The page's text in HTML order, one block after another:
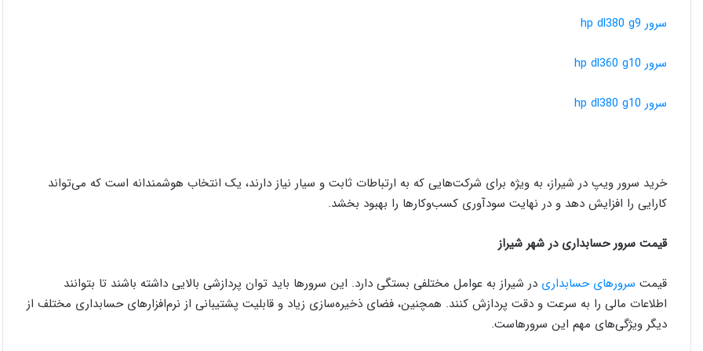
سرور hp dl380 g9
سرور hp dl360 g10
سرور hp dl380 g10
خرید سرور ویپ در شیراز، به ویژه برای شرکت‌هایی که به ارتباطات ثابت و سیار نیاز دارند، یک انتخاب هوشمندانه است که می‌تواند
کارایی را افزایش دهد و در نهایت سودآوری کسب‌وکارها را بهبود بخشد.
قیمت سرور حسابداری در شهر شیراز
قیمت سرورهای حسابداری در شیراز به عوامل مختلفی بستگی دارد. این سرورها باید توان پردازشی بالایی داشته باشند تا بتوانند
اطلاعات مالی را به سرعت و دقت پردازش کنند. همچنین، فضای ذخیره‌سازی زیاد و قابلیت پشتیبانی از نرم‌افزارهای حسابداری مختلف از
دیگر ویژگی‌های مهم این سرورهاست.